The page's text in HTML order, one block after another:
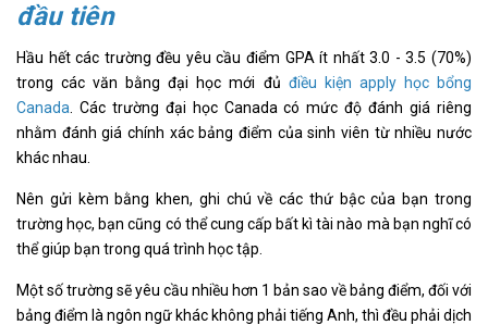
đầu tiên
Hầu hết các trường đều yêu cầu điểm GPA ít nhất 3.0 - 3.5 (70%)
trong các văn bằng đại học mới đủ điều kiện apply học bổng
Canada . Các trường đại học Canada có mức độ đánh giá riêng
nhằm đánh giá chính xác bảng điểm của sinh viên từ nhiều nước
khác nhau.
Nên gửi kèm bằng khen, ghi chú về các thứ bậc của bạn trong
trường học, bạn cũng có thể cung cấp bất kì tài nào mà bạn nghĩ có
thể giúp bạn trong quá trình học tập.
Một số trường sẽ yêu cầu nhiều hơn 1 bản sao về bảng điểm, đối với
bảng điểm là ngôn ngữ khác không phải tiếng Anh, thì đều phải dịch